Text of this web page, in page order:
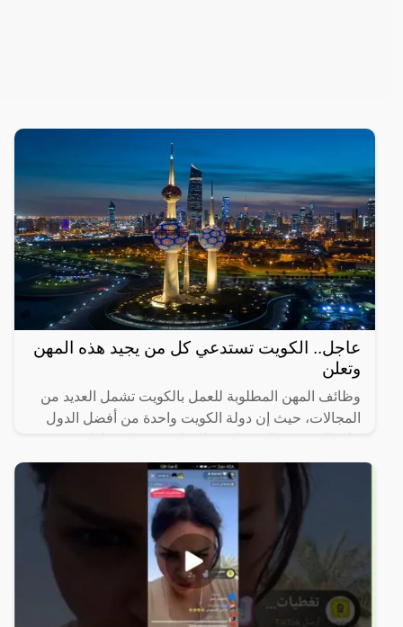
عاجل.. الكويت تستدعي كل من يجيد هذه المهن
وتعلن
وظائف المهن المطلوبة للعمل بالكويت تشمل العديد من
المجالات، حيث إن دولة الكويت واحدة من أفضل الدول
جيدة يمكنك